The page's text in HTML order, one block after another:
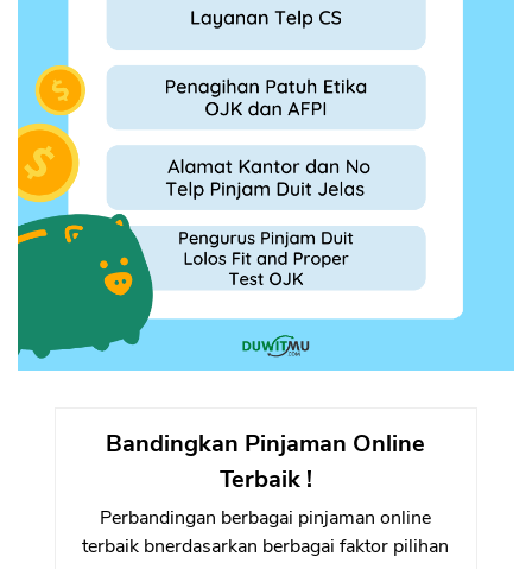
Bandingkan Pinjaman Online
Terbaik !
Perbandingan berbagai pinjaman online
terbaik bnerdasarkan berbagai faktor pilihan